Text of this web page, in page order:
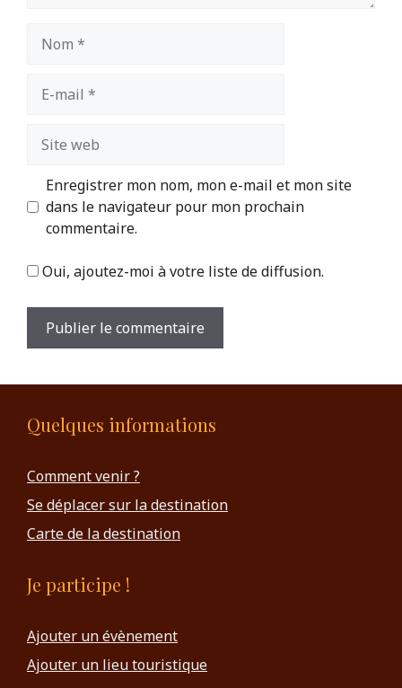
mail
web
Enregistrer mon nom, mon e-mail et mon site
dans le navigateur pour mon prochain
commentaire.
Oui, ajoutez-moi à votre liste de diffusion.
Quelques informations
Comment venir ?
Se déplacer sur la destination
Carte de la destination
Je participe !
Ajouter un évènement
Ajouter un lieu touristique